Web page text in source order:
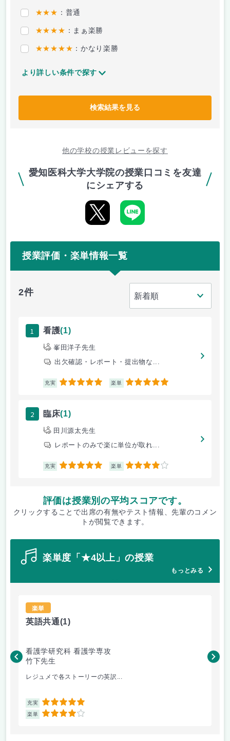
★★★ ：普通
★★★★ ：まぁ楽勝
★★★★★ ：かなり楽勝
より詳しい条件で探す
検索結果を見る
他の学校の授業レビューを探す
愛知医科大学大学院の授業口コミを友達
にシェアする
授業評価・楽単情報一覧
2件
1 看護(1)
峯田洋子先生
出欠確認・レポート・提出物な...
充実 5 楽単 5
2 臨床(1)
田川源太先生
レポートのみで楽に単位が取れ...
充実 5 楽単 4
評価は授業別の平均スコアです。
クリックすることで出席の有無やテスト情報、先輩のコメン
トが閲覧できます。
楽単度「★4以上」の授業
もっとみる
楽単
英語共通(1)
看護学研究科 看護学専攻
竹下先生
レジュメで各ストーリーの英訳...
充実 5
楽単 4
大